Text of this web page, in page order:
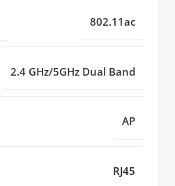
802.11ac
2.4 GHz/5GHz Dual Band
AP
RJ45